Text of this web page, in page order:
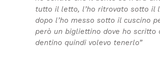
tutto il letto, l’ho ritrovato sotto il
dopo l’ho messo sotto il cuscino
però un bigliettino dove ho scritto
dentino quindi volevo tenerlo”